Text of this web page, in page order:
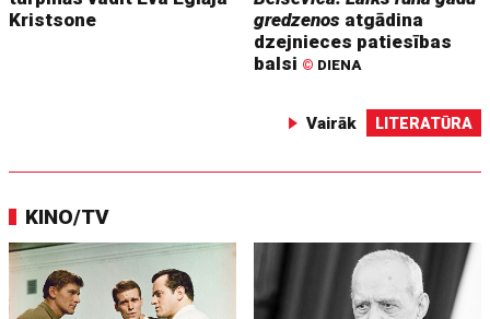
Kristsone
gredzenos atgādina
dzejnieces patiesības
balsi © DIENA
Vairāk LITERATŪRA
KINO/TV